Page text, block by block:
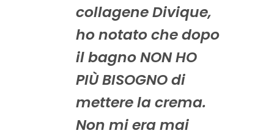
collagene Divique,
ho notato che dopo
il bagno NON HO
PIÙ BISOGNO di
mettere la crema.
Non mi era mai